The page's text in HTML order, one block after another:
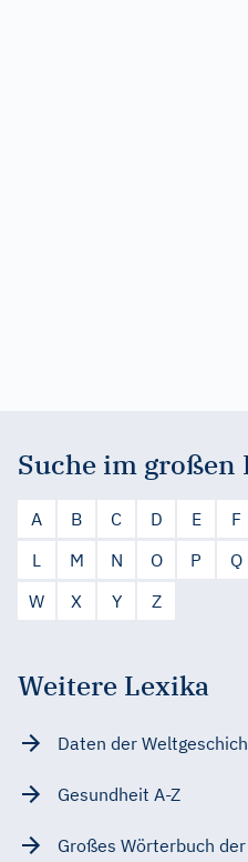
Suche im großen
A B C D E F
L
M N O P Q
W
X Y Z
Weitere Lexika
Daten der
Gesundheit A-Z
Großes Wörterbuch